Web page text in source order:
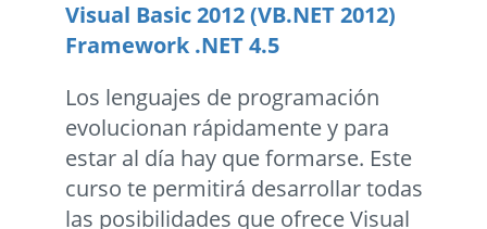
Visual Basic 2012 (VB.NET 2012)
Framework .NET 4.5
Los lenguajes de programación
evolucionan rápidamente y para
estar al día hay que formarse. Este
curso te permitirá desarrollar todas
las posibilidades que ofrece Visual